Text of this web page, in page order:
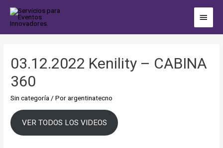
03.12.2022 Kenility – CABINA
360
Sin categoría / Porargentinatecno
VER TODOS LOS VIDEOS